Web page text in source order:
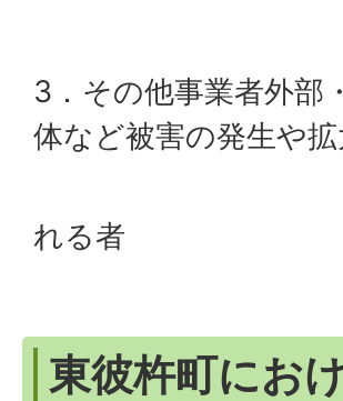
権限の
3．その他事業者外部
体など被害の発生や
するため
れる者
東彼杵町にお